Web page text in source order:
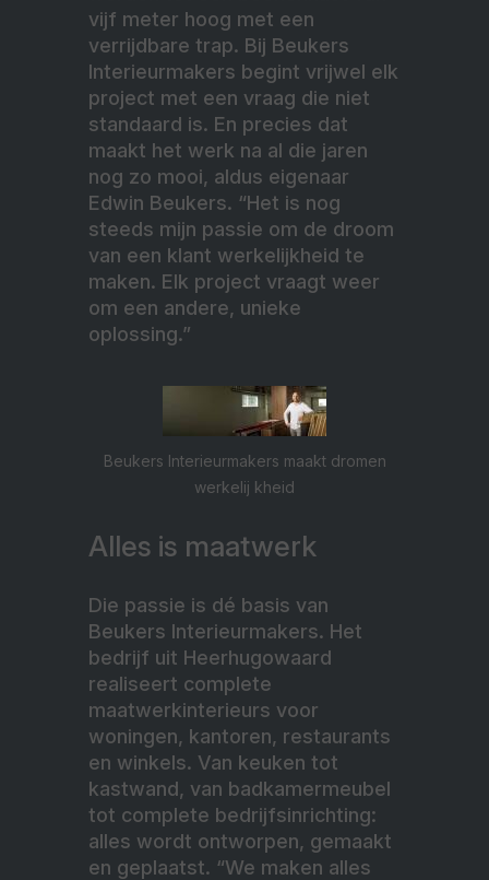
vijf meter hoog met een
verrijdbare trap. Bij Beukers
Interieurmakers begint vrijwel elk
project met een vraag die niet
standaard is. En precies dat
maakt het werk na al die jaren
nog zo mooi, aldus eigenaar
Edwin Beukers. “Het is nog
steeds mijn passie om de droom
van een klant werkelijkheid te
maken. Elk project vraagt weer
om een andere, unieke
oplossing.”
Beukers Interieurmakers maakt dromen
werkelij kheid
Alles is maatwerk
Die passie is dé basis van
Beukers Interieurmakers. Het
bedrijf uit Heerhugowaard
realiseert complete
maatwerkinterieurs voor
woningen, kantoren, restaurants
en winkels. Van keuken tot
kastwand, van badkamermeubel
tot complete bedrijfsinrichting:
alles wordt ontworpen, gemaakt
en geplaatst. “We maken alles